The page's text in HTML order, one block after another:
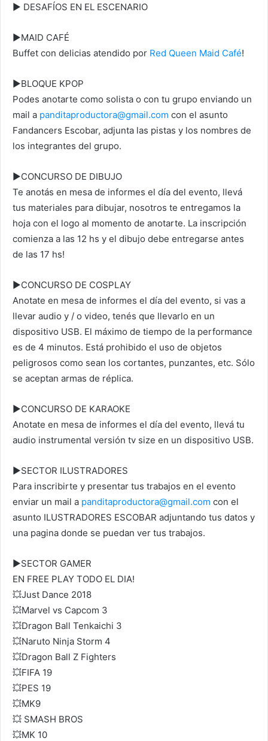
► DESAFÍOS EN EL ESCENARIO
►MAID CAFÉ
Buffet con delicias atendido por Red Queen Maid Café!
►BLOQUE KPOP
Podes anotarte como solista o con tu grupo enviando un
mail a panditaproductora@gmail.com con el asunto
Fandancers Escobar, adjunta las pistas y los nombres de
los integrantes del grupo.
►CONCURSO DE DIBUJO
Te anotás en mesa de informes el día del evento, llevá
tus materiales para dibujar, nosotros te entregamos la
hoja con el logo al momento de anotarte. La inscripción
comienza a las 12 hs y el dibujo debe entregarse antes
de las 17 hs!
►CONCURSO DE COSPLAY
Anotate en mesa de informes el día del evento, si vas a
llevar audio y / o video, tenés que llevarlo en un
dispositivo USB. El máximo de tiempo de la performance
es de 4 minutos. Está prohibido el uso de objetos
peligrosos como sean los cortantes, punzantes, etc. Sólo
se aceptan armas de réplica.
►CONCURSO DE KARAOKE
Anotate en mesa de informes el día del evento, llevá tu
audio instrumental versión tv size en un dispositivo USB.
►SECTOR ILUSTRADORES
Para inscribirte y presentar tus trabajos en el evento
enviar un mail a panditaproductora@gmail.com con el
asunto ILUSTRADORES ESCOBAR adjuntando tus datos y
una pagina donde se puedan ver tus trabajos.
►SECTOR GAMER
EN FREE PLAY TODO EL DIA!
💥Just Dance 2018
💥Marvel vs Capcom 3
💥Dragon Ball Tenkaichi 3
💥Naruto Ninja Storm 4
💥Dragon Ball Z Fighters
💥FIFA 19
💥PES 19
💥MK9
💥 SMASH BROS
💥MK 10